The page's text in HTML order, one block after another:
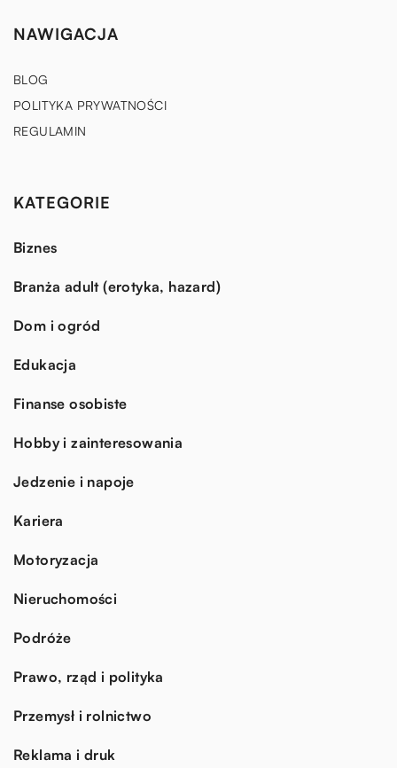
NAWIGACJA
BLOG
POLITYKA PRYWATNOŚCI
REGULAMIN
KATEGORIE
Biznes
Branża adult (erotyka, hazard)
Dom i ogród
Edukacja
Finanse osobiste
Hobby i zainteresowania
Jedzenie i napoje
Kariera
Motoryzacja
Nieruchomości
Podróże
Prawo, rząd i polityka
Przemysł i rolnictwo
Reklama i druk